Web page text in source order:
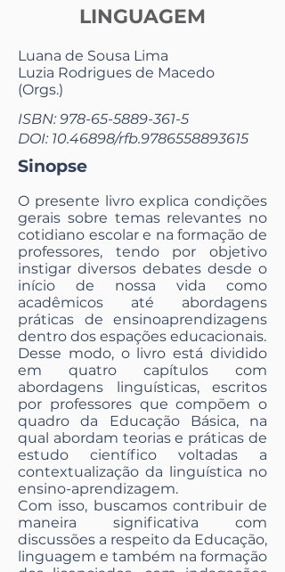
LINGUAGEM
Luana de Sousa Lima
Luzia Rodrigues de Macedo
(Orgs.)
ISBN:978-65-5889-361-5
DOI: 10.46898/rfb.9786558893615
Sinopse
O presente livro explica condições
gerais sobre temas relevantes no
cotidiano escolar e na formação de
professores, tendo por objetivo
instigar diversos debates desde o
início de nossa vida como
acadêmicos até abordagens
práticas de ensinoaprendizagens
dentro dos espações educacionais.
Desse modo, o livro está dividido
em quatro capítulos com
abordagens linguísticas, escritos
por professores que compõem o
quadro da Educação Básica, na
qual abordam teorias e práticas de
estudo científico voltadas a
contextualização da linguística no
ensino-aprendizagem.
Com isso, buscamos contribuir de
maneira significativa com
discussões a respeito da Educação,
linguagem e também na formação